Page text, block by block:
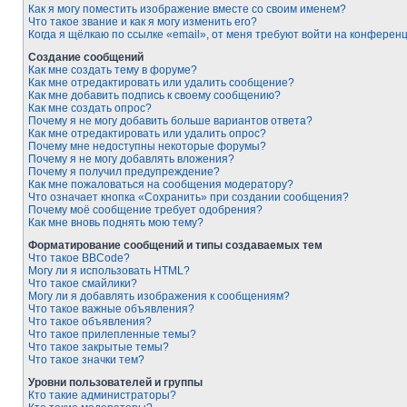
Как я могу поместить изображение вместе со своим именем?
Что такое звание и как я могу изменить его?
Когда я щёлкаю по ссылке «email», от меня требуют войти на
Создание сообщений
Как мне создать тему в форуме?
Как мне отредактировать или удалить сообщение?
Как мне добавить подпись к своему сообщению?
Как мне создать опрос?
Почему я не могу добавить больше вариантов ответа?
Как мне отредактировать или удалить опрос?
Почему мне недоступны некоторые форумы?
Почему я не могу добавлять вложения?
Почему я получил предупреждение?
Как мне пожаловаться на сообщения модератору?
Что означает кнопка «Сохранить» при создании сообщения?
Почему моё сообщение требует одобрения?
Как мне вновь поднять мою тему?
Форматирование сообщений и типы создаваемых тем
Что такое BBCode?
Могу ли я использовать HTML?
Что такое смайлики?
Могу ли я добавлять изображения к сообщениям?
Что такое важные объявления?
Что такое объявления?
Что такое прилепленные темы?
Что такое закрытые темы?
Что такое значки тем?
Уровни пользователей и группы
Кто такие администраторы?